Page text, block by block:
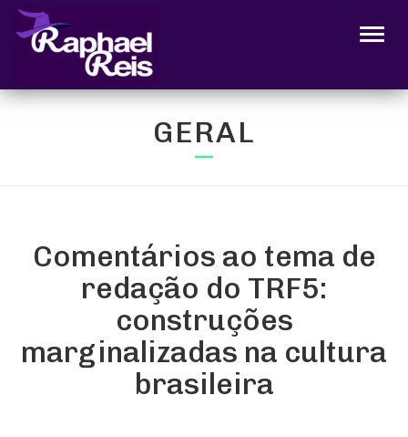
GERAL
Comentários ao tema de
redação do TRF5:
construções
marginalizadas na cultura
brasileira